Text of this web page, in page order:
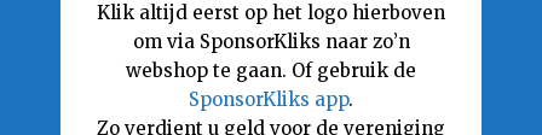
Klik altijd eerst op het logo hierboven
om via SponsorKliks naar zo’n
webshop te gaan. Of gebruik de
SponsorKliks app.
Zo verdient u geld voor de vereniging